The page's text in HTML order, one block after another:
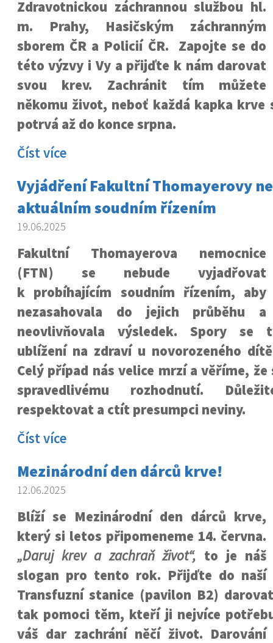
Zdravotnickou záchrannou službou hl.
m. Prahy, Hasičským záchranným
sborem ČR a Policií ČR. Zapojte se do
této výzvy i Vy a přijďte k nám darovat
svou krev. Zachránit tím můžete
někomu život, neboť každá kapka krve
potrvá až do konce srpna.
Číst více
Vyjádření Fakultní Thomayerovy
aktuálním soudním řízením
19.06.2025
Fakultní Thomayerova nemocnice
(FTN) se nebude vyjadřovat
k probíhajícím soudním řízením, aby
nezasahovala do jejich průběhu a
neovlivňovala výsledek. Spory se
ublížení na zdraví u novorozeného
Celý případ nás velice mrzí a věříme, že
spravedlivému rozhodnutí.
respektovat a ctít presumpci neviny.
Číst více
Mezinárodní den dárců krve!
12.06.2025
Blíží se Mezinárodní den dárců krve,
který si letos připomeneme 14. června.
„Daruj krev a zachraň život“, to je náš
slogan pro tento rok. Přijďte do naší
Transfuzní stanice (pavilon B2)
tak pomoci těm, kteří ji nejvíce
váš dar zachrání něčí život.